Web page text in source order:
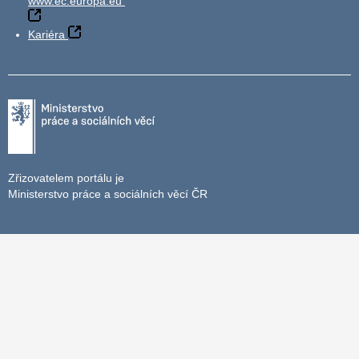
Kariéra
Zřizovatelem portálu je
Ministerstvo práce a sociálních věcí ČR